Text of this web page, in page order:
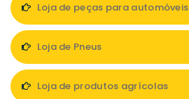
Loja de peças para automóveis
Loja de Pneus
Loja de produtos agrícolas